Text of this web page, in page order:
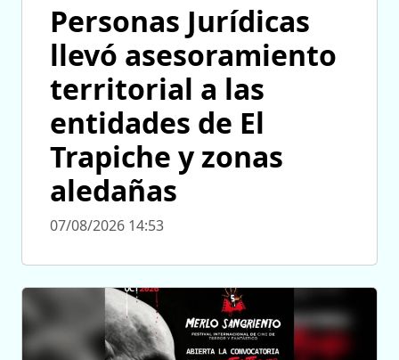
Personas Jurídicas
llevó asesoramiento
territorial a las
entidades de El
Trapiche y zonas
aledañas
07/08/2026 14:53